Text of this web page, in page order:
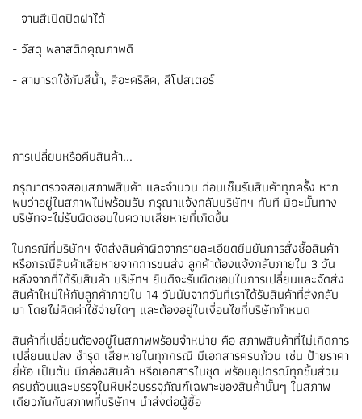
- จานสีเปิดปิดฝาได้
- วัสดุ พลาสติกคุณภาพดี
- สามารถใช้กับสีน้ำ, สีอะคริลิค, สีโปสเตอร์
การเปลี่ยนหรือคืนสินค้า...
กรุณาตรวจสอบสภาพสินค้า และจำนวน ก่อนเซ็นรับสินค้าทุกครั้ง หาก
พบว่าอยู่ในสภาพไม่พร้อมรับ กรุณาแจ้งกลับบริษัทฯ ทันที มิฉะนั้นทาง
บริษัทจะไม่รับผิดชอบในความเสียหายที่เกิดขึ้น
ในกรณีที่บริษัทฯ จัดส่งสินค้าผิดจากรายละเอียดยืนยันการสั่งซื้อสินค้า
หรือกรณีสินค้าเสียหายจากการขนส่ง ลูกค้าต้องแจ้งกลับภายใน 3 วัน
หลังจากที่ได้รับสินค้า บริษัทฯ ยินดีจะรับผิดชอบในการเปลี่ยนและจัดส่ง
สินค้าใหม่ให้กับลูกค้าภายใน 14 วันนับจากวันที่เราได้รับสินค้าที่ส่งกลับ
มา โดยไม่คิดค่าใช้จ่ายใดๆ และต้องอยู่ในเงื่อนไขที่บริษัทกำหนด
สินค้าที่เปลี่ยนต้องอยู่ในสภาพพร้อมจำหน่าย คือ สภาพสินค้าที่ไม่เกิดการ
เปลี่ยนแปลง ชำรุด เสียหายในทุกกรณี มีเอกสารครบถ้วน เช่น ป้ายราคา
ยี่ห้อ เป็นต้น มีกล่องสินค้า หรือเอกสารในชุด พร้อมอุปกรณ์ทุกชิ้นส่วน
ครบถ้วนและบรรจุในหีบห่อบรรจุภัณฑ์เฉพาะของสินค้านั้นๆ ในสภาพ
เดียวกันกับสภาพที่บริษัทฯ นำส่งต่อผู้ซื้อ